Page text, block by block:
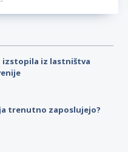
izstopila iz lastništva
trenutno zaposlujejo?